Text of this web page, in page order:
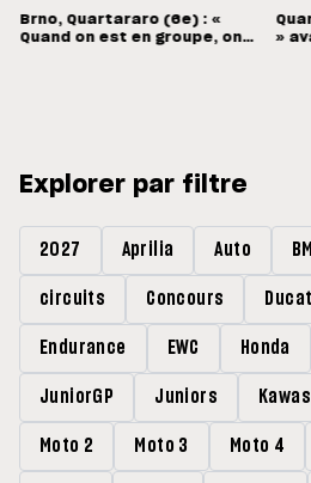
Brno, Quartararo (6e) : «
Quand on est en groupe, on
»
Explorer par filtre
2027 Aprilia Auto
circuits Concours
Endurance EWC Honda
JuniorGP Juniors
Moto 2 Moto 3 Moto 4